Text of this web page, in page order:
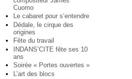
Cuomo
Le cabaret pour s’entendre
Dédale, le cirque des
origines
Fête du travail
INDANS’CITE fête ses 10
ans
Soirée « Portes ouvertes »
L’art des blocs